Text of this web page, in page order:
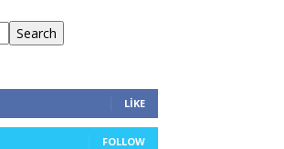
Search
LIKE
FOLLOW